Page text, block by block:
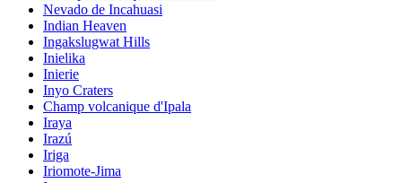
Nevado de Incahuasi
Indian Heaven
Ingakslugwat Hills
Inielika
Inierie
Inyo Craters
Champ volcanique d'Ipala
Iraya
Irazú
Iriga
Iriomote-Jima